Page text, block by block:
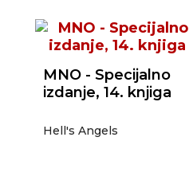
MNO - Specijalno
izdanje, 14. knjiga
Hell's Angels